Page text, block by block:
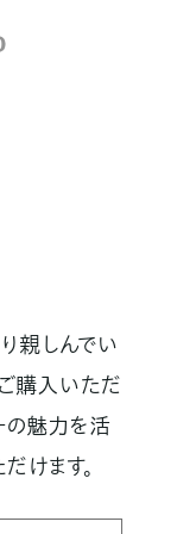
親しんでい
購入いただ
の魅力を活
けます。